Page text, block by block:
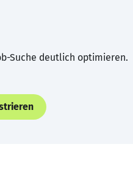
Suche deutlich optimieren.